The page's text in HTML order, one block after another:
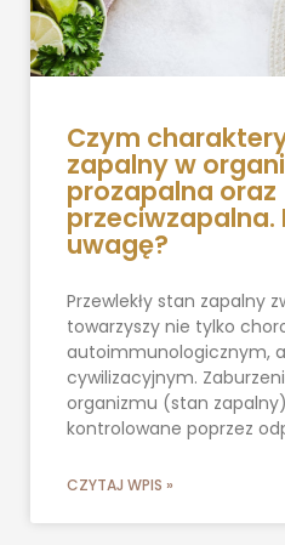
Czym
zapalny w
prozapalna oraz
przeciwzapalna.
uwagę?
Przewlekły stan zapalny
towarzyszy nie tylko
autoimmunologicznym,
cywilizacyjnym.
organizmu (stan
kontrolowane poprzez
CZYTAJ WPIS »